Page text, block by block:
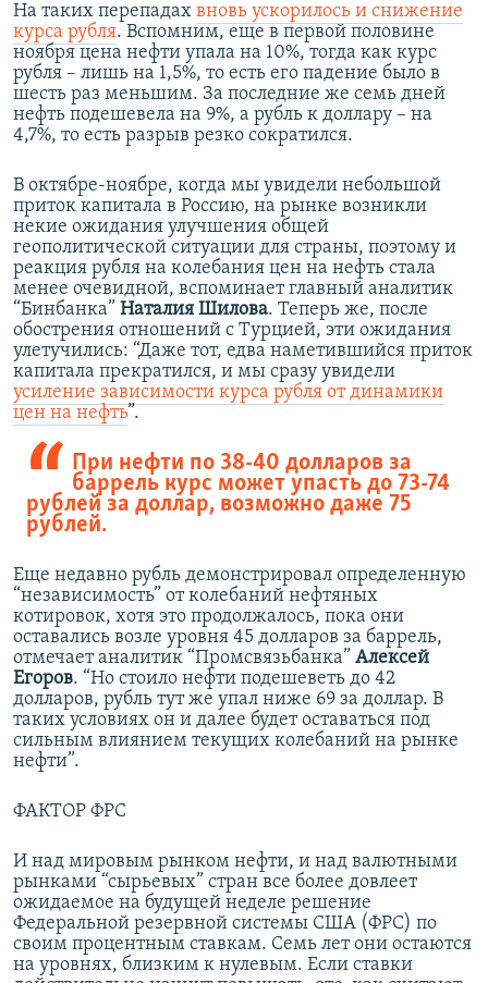
На таких перепадах вновь ускорилось и снижение
курса рубля. Вспомним, еще в первой половине
ноября цена нефти упала на 10%, тогда как курс
рубля – лишь на 1,5%, то есть его падение было в
шесть раз меньшим. За последние же семь дней
нефть подешевела на 9%, а рубль к доллару – на
4,7%, то есть разрыв резко сократился.
В октябре-ноябре, когда мы увидели небольшой
приток капитала в Россию, на рынке возникли
некие ожидания улучшения общей
геополитической ситуации для страны, поэтому и
реакция рубля на колебания цен на нефть стала
менее очевидной, вспоминает главный аналитик
“Бинбанка” Наталия Шилова. Теперь же, после
обострения отношений с Турцией, эти ожидания
улетучились: “Даже тот, едва наметившийся приток
капитала прекратился, и мы сразу увидели
усиление зависимости курса рубля от динамики
цен на нефть”.
При нефти по 38-40 долларов за
баррель курс может упасть до 73-74
рублей за доллар, возможно даже 75
рублей.
Еще недавно рубль демонстрировал определенную
“независимость” от колебаний нефтяных
котировок, хотя это продолжалось, пока они
оставались возле уровня 45 долларов за баррель,
отмечает аналитик “Промсвязьбанка” Алексей
Егоров. “Но стоило нефти подешеветь до 42
долларов, рубль тут же упал ниже 69 за доллар. В
таких условиях он и далее будет оставаться под
сильным влиянием текущих колебаний на рынке
нефти”.
ФАКТОР ФРС
И над мировым рынком нефти, и над валютными
рынками “сырьевых” стран все более довлеет
ожидаемое на будущей неделе решение
Федеральной резервной системы США (ФРС) по
своим процентным ставкам. Семь лет они остаются
на уровнях, близким к нулевым. Если ставки